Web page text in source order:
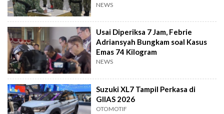
NEWS
Usai Diperiksa 7 Jam, Febrie
Adriansyah Bungkam soal Kasus
Emas 74 Kilogram
NEWS
Suzuki XL7 Tampil Perkasa di
GIIAS 2026
OTOMOTIF